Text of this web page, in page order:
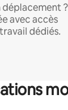
déplacement ?
avec accès
dédiés.